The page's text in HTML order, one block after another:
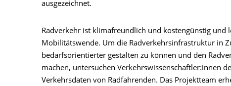
ausgezeichnet.
Radverkehr ist klimafreundlich und kostengünstig und
Mobilitätswende. Um die Radverkehrsinfrastruktur in
bedarfsorientierter gestalten zu können und den
machen, untersuchen Verkehrswissenschaftler:innen
Verkehrsdaten von Radfahrenden. Das Projektteam